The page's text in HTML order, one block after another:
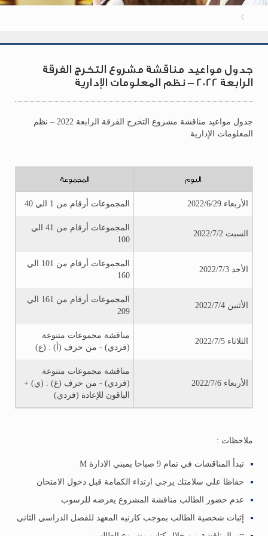
جدول مواعيد مناقشة مشروع التخرج الفرقة
الرابعة 2022 – نظم المعلومات الإدارية
جدول مواعيد مناقشة مشروع التخرج الفرقة الرابعة 2022 – نظم
المعلومات الإدارية
اليوم المجموعة
الأربعاء 2022/6/29 المجموعات أرقام من 1 الي 40
السبت 2022/7/2
المجموعات أرقام من 41 الي
100
الأحد 2022/7/3
المجموعات أرقام من 101 الي
160
الأثنين 2022/7/4
المجموعات أرقام من 161 الي
209
الثلاثاء 2022/7/5
مناقشة مجموعات متنوعة
(فردي) - من حرف (أ) : (ع)
الأربعاء 2022/7/6
مناقشة مجموعات متنوعة
(فردي) - من حرف (غ) : (ي) +
الباقون للإعادة (فردي)
ملاحظات :
تبدأ المناقشات في تمام 9 صباحا بمبني الادارة M
حفاظا علي سلامتك يرجي ارتداء الكمامة قبل دخول الامتحان
عدم حضور الطالب مناقشة المشروع يعرضه للرسوب
إثبات شخصية الطالب بموجب كارنيه المعهد للفصل الدراسي الثاني